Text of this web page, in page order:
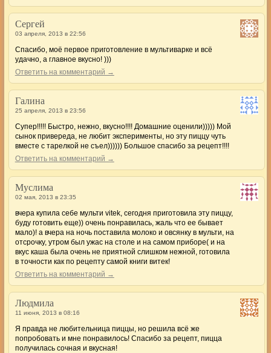
Сергей
03 апреля, 2013 в 22:56
Спасибо, моё первое приготовление в мультиварке и всё
удачно, а главное вкусно! )))
Ответить на комментарий →
Галина
25 апреля, 2013 в 23:56
Супер!!!!! Быстро, нежно, вкусно!!!! Домашние оценили))))) Мой
сынок привереда, не любит эксперименты, но эту пиццу чуть
вместе с тарелкой не съел)))))) Большое спасибо за рецепт!!!!
Ответить на комментарий →
Муслима
02 мая, 2013 в 23:35
вчера купила себе мульти vitek, сегодня приготовила эту пиццу,
буду готовить еще)) очень понравилась, жаль что ее бывает
мало)! а вчера на ночь поставила молоко и овсянку в мульти, на
отсрочку, утром был ужас на столе и на самом приборе( и на
вкус каша была очень не приятной слишком нежной, готовила
в точности как по рецепту самой книги витек!
Ответить на комментарий →
Людмила
11 июня, 2013 в 08:16
Я правда не любительница пиццы, но решила всё же
попробовать и мне понравилось! Спасибо за рецепт, пицца
получилась сочная и вкусная!